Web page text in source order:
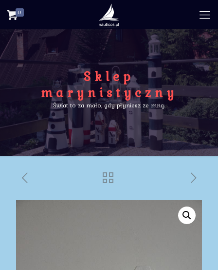
0
Sklep
marynistyczny
Świat to za mało, gdy płyniesz ze mną.